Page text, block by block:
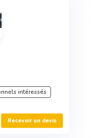
intéressés
Recevoir un devis